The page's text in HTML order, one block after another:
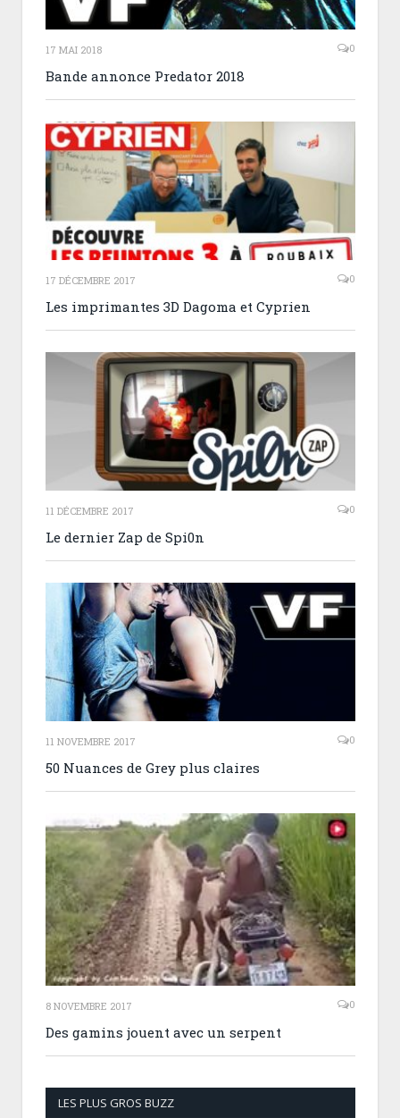
17 MAI 2018 0
Bande annonce Predator 2018
17 DÉCEMBRE 2017 0
Les imprimantes 3D Dagoma et Cyprien
11 DÉCEMBRE 2017 0
Le dernier Zap de Spi0n
11 NOVEMBRE 2017 0
50 Nuances de Grey plus claires
8 NOVEMBRE 2017 0
Des gamins jouent avec un serpent
LES PLUS GROS BUZZ